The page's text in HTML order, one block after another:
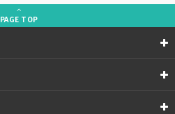
PAGE TOP